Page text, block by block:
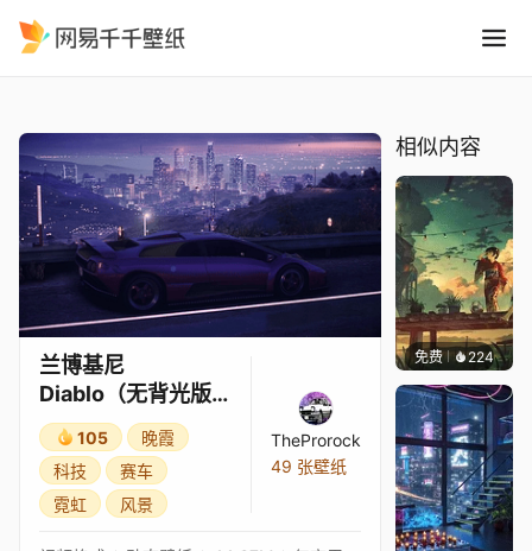
兰博基尼
Diablo（无背光版
本）
105
晚霞
科技
赛车
霓虹
风景
TheProrock
49 张壁纸
相似内容
免费 224Max